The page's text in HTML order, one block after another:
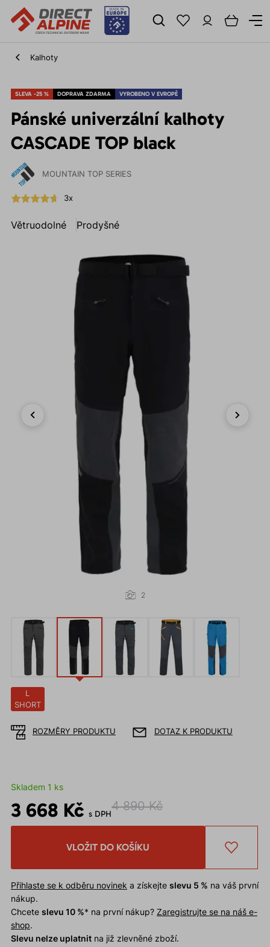
Kalhoty
SLEVA -25 % DOPRAVA ZDARMA VYROBENO V EVROPĚ
Pánské univerzální kalhoty
CASCADE TOP black
MOUNTAIN TOP SERIES
3x
Větruodolné Prodyšné
2
L
SHORT
ROZMĚRY PRODUKTU DOTAZ K PRODUKTU
Skladem 1 ks
3 668 Kč s DPH
4 890 Kč
VLOŽIT DO KOŠÍKU
Přihlaste se k odběru novinek a získejte slevu 5 % na váš první
nákup.
Chcete slevu 10 %* na první nákup? Zaregistrujte se na náš e-
shop.
Slevu nelze uplatnitna již zlevněné zboží.